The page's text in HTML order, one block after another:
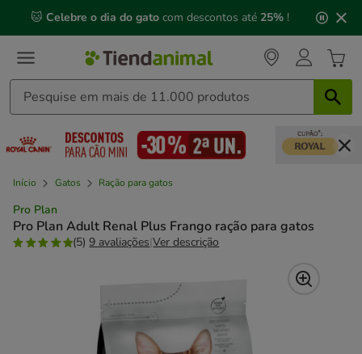
mensagem,
🐱 Celebre o dia do gato com descontos até 25% !
Início Gatos Ração para gatos
Pro Plan
Pro Plan Adult Renal Plus Frango ração para gatos
(5)9 avaliações|Ver descrição